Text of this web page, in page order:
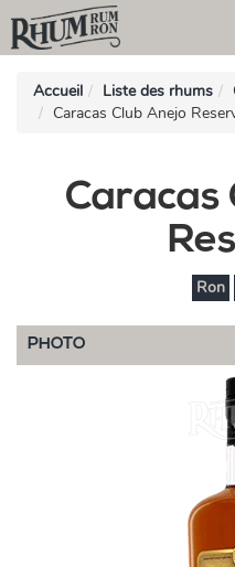
Accueil Liste des rhums
Caracas Club Anejo
Caracas
Ron
PHOTO